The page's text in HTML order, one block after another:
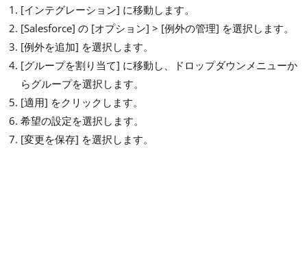
[インテグレーション] に移動します。
[Salesforce] の [オプション] > [例外の管理] を選択します。
[例外を追加] を選択します。
[グループを割り当て] に移動し、ドロップダウンメニューか
らグループを選択します。
[適用] をクリックします。
希望の設定を選択します。
[変更を保存] を選択します。